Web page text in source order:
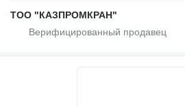
ТОО "КАЗПРОМКРАН"